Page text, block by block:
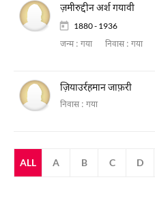
ज़मीरुद्दीन अर्श गयावी
1880 - 1936
जन्म : गया निवास : गया
ज़ियाउर्रहमान जाफ़री
निवास : गया
ALL A B C D